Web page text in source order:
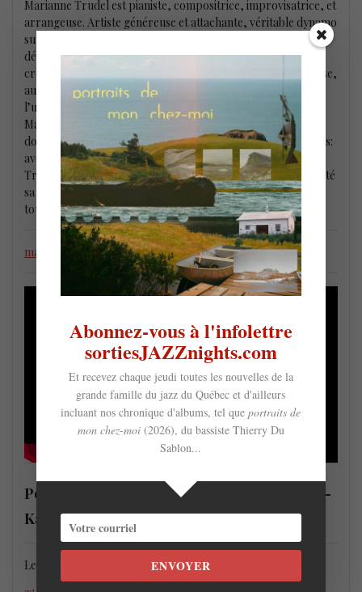
Marianne Trudel est pianiste, compositrice, improvisatrice, et
arrangeuse. Artiste généreuse et attachante, véritable dynamo
sur la scène musicale québécoise et canadienne, elle a
démontré maintes fois ses talents et son sens aiguisé de la
créativité. Sa musique est à la fois sophistiquée et accrocheuse,
authentique et unique, et témoigne de son regard ouvert sur
l’univers infini de la musique. Énergique et passionnée,
Marianne Trudel poursuit une carrière des plus actives
donnant autant des récitals en solo qu’en diverses formations:
avec John Hollenbeck, Karen Young, Trifolia, Marianne
Trudel 4 + Ingrid Jensen, et grands ensembles. Elle a présenté
sa musique dans une quizaine de pays à travers le monde,
toujours accueillie avec grand enthousiasme du public.
mariannetrudel.com
Portraits : chansons de Joni Mitchell, Vol. 2 –
Karen Young et Marianne Trudel
Le vendredi 6 mai 2022 à 20 h
Abonnez-vous à l'infolettre
sortiesJAZZnights.com
Et recevez chaque jeudi toutes les nouvelles de la
grande famille du jazz du Québec et d'ailleurs
incluant nos chronique d'albums, tel queportraits de
mon chez-moi (2026), du bassiste Thierry Du
Sablon...
ENVOYER